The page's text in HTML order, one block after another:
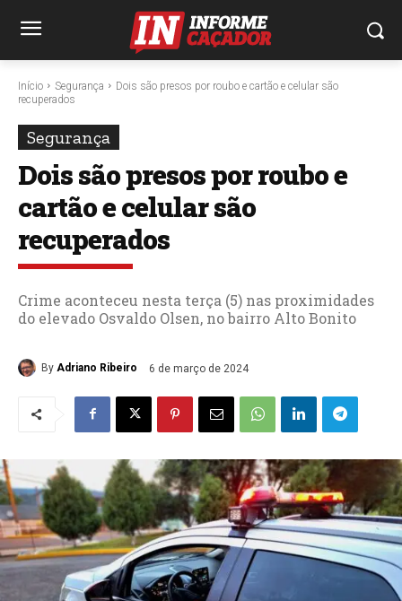
Início Segurança
Dois são presos por roubo e cartão e celular são
recuperados
Segurança
Dois são presos por roubo e
cartão e celular são
recuperados
Crime aconteceu nesta terça (5) nas proximidades
do elevado Osvaldo Olsen, no bairro Alto Bonito
By Adriano Ribeiro 6 de março de 2024